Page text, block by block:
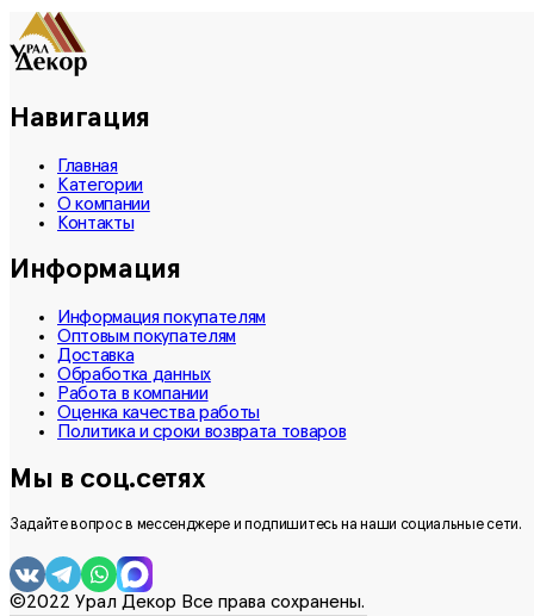
Навигация
Главная
Категории
О компании
Контакты
Информация
Информация покупателям
Оптовым покупателям
Доставка
Обработка данных
Работа в компании
Оценка качества работы
Политика и сроки возврата товаров
Мы в соц.сетях
Задайте вопрос в мессенджере и подпишитесь на наши социальные сети.
©2022 Урал Декор Все права сохранены.